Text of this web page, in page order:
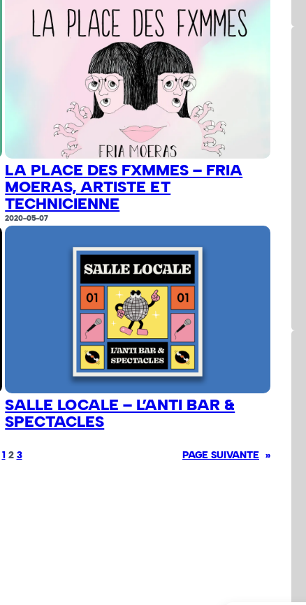
LA PLACE DES FXMMES – FRIA
MOERAS, ARTISTE ET
TECHNICIENNE
2020-05-07
SALLE LOCALE – L’ANTI BAR &
SPECTACLES
1 2 3 PAGE SUIVANTE »